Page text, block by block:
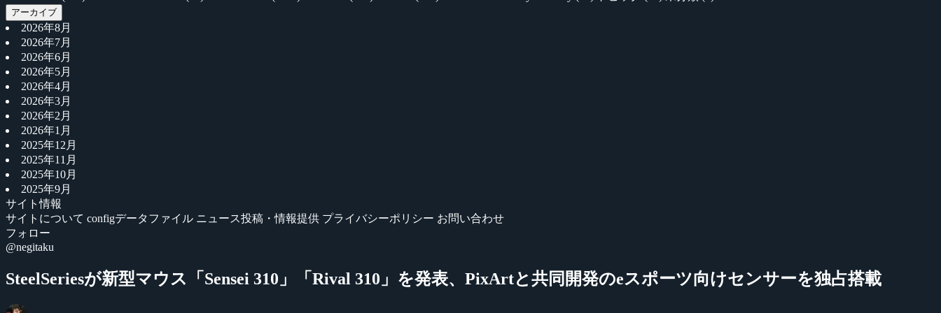
アーカイブ
2026年8月
2026年7月
2026年6月
2026年5月
2026年4月
2026年3月
2026年2月
2026年1月
2025年12月
2025年11月
2025年10月
2025年9月
サイト情報
サイトについて configデータファイル ニュース投稿・情報提供 プライバシーポリシー お問い合わせ
フォロー
@negitaku
SteelSeriesが新型マウス「Sensei 310」「Rival 310」を発表、PixArtと共同開発のeスポーツ向けセンサーを独占搭載